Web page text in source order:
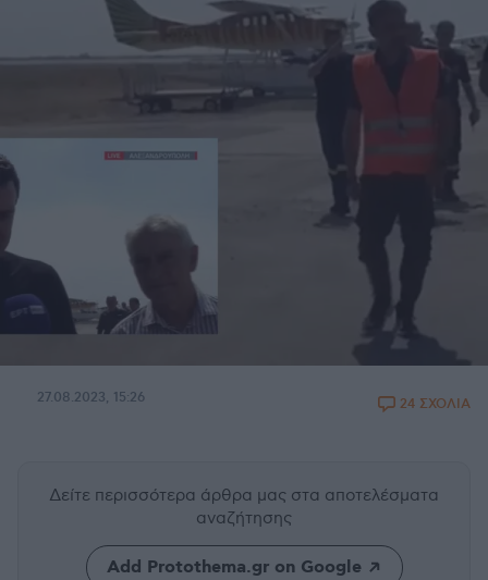
27.08.2023, 15:26 24 ΣΧΟΛΙΑ
Δείτε περισσότερα άρθρα μας στα αποτελέσματα
αναζήτησης
Add Protothema.gr on Google